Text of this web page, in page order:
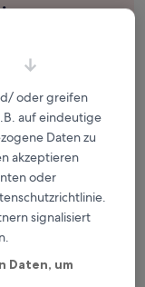
Mitglieder
Daten
Morgen
oder greifen
auf eindeutige
Daten zu
akzeptieren
oder
signalisiert
Daten, um